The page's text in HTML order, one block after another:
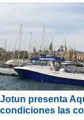
Jotun presenta
condiciones las